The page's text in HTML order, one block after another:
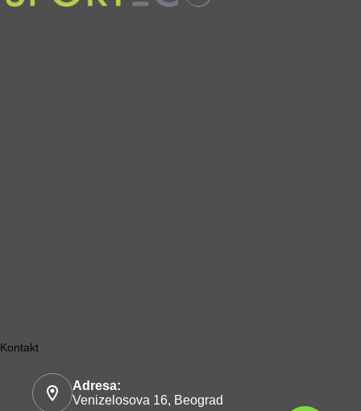
Kontakt
Adresa:
Venizelosova 16, Beograd